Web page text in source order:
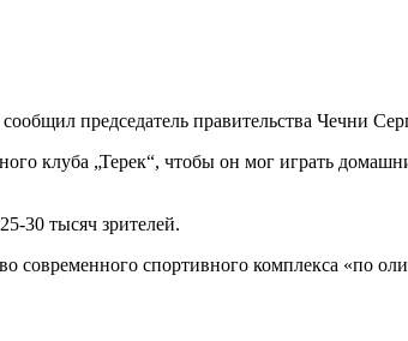
председатель правительства Чечни
клуба „Терек“, чтобы он мог играть
30 тысяч зрителей.
современного спортивного комплекса «по